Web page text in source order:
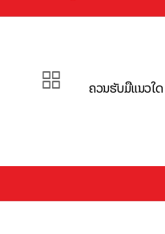
ຄວນຮັບມືແນວໃດ